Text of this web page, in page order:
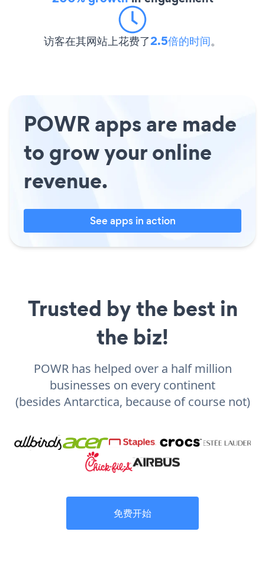
访客在其网站上花费了2.5倍的时间。
POWR apps are made
to grow your online
revenue.
See apps in action
Trusted by the best in
the biz!
POWR has helped over a half million
businesses on every continent
(besides Antarctica, because of course not)
免费开始